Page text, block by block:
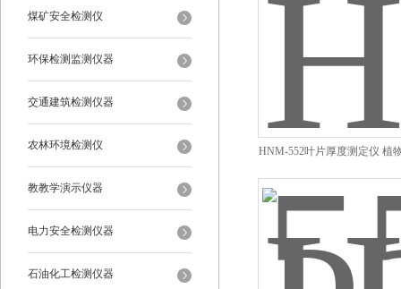
煤矿安全检测仪
环保检测监测仪器
交通建筑检测仪器
农林环境检测仪
教教学演示仪器
电力安全检测仪器
石油化工检测仪器
HNM-552叶片厚度测定仪 植
器